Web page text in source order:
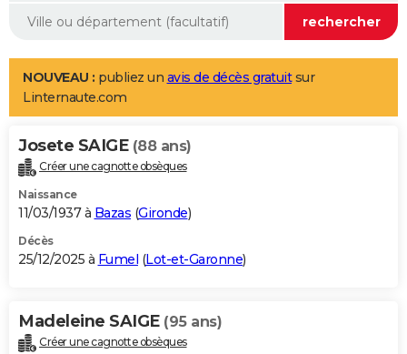
Aménagement intérieur
LIFESTYLE
Art de vivre
Bien-être
Loisirs
Mode
Modes de vie
Alimentation
Guide de la santé
Maladies
Médicaments
Sommeil
VOYAGE
Destinations
City break
Voyage nature
Voyage de noces
Forum
Climat
+PHOTO
GUIDES D'ACHAT
BONS PLANS
Carte de Noël
Carte Bonne année
Carte Saint-Valentin
Carte Pâques
Carte d'anniversaire
DICTIONNAIRE
NOUVEAU : publiez un avis de décès gratuitsur
Linternaute.com
Josete SAIGE (88 ans)
Créer une cagnotte obsèques
Naissance
11/03/1937 à Bazas (Gironde)
Décès
25/12/2025 à Fumel (Lot-et-Garonne)
Madeleine SAIGE (95 ans)
Créer une cagnotte obsèques